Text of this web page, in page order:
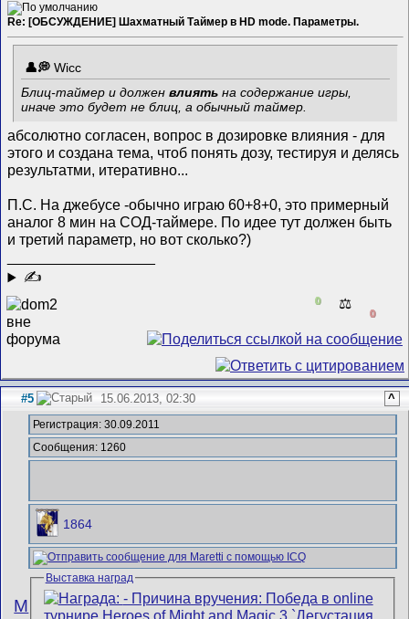
Re: [ОБСУЖДЕНИЕ] Шахматный Таймер в HD mode. Параметры.
Wicc
Блиц-таймер и долженвлиять на содержание игры,
иначе это будет не блиц, а обычный таймер.
абсолютно согласен, вопрос в дозировке влияния - для
этого и создана тема, чтоб понять дозу, тестируя и делясь
результатми, итеративно...
П.С. На джебусе -обычно играю 60+8+0, это примерный
аналог 8 мин на СОД-таймере. По идее тут должен быть
и третий параметр, но вот сколько?)
✍
0 ⚖️
0
#5 15.06.2013, 02:30 ^
M
Регистрация: 30.09.2011
Сообщения: 1260
1864
Выставка наград